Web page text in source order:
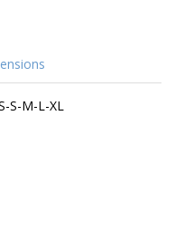
S-M-L-XL